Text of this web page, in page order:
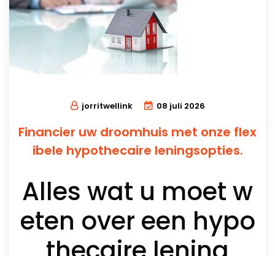
jorritwellink 08 juli 2026
Financier uw droomhuis met onze flex
ibele hypothecaire leningsopties.
Alles wat u moet w
eten over een hypo